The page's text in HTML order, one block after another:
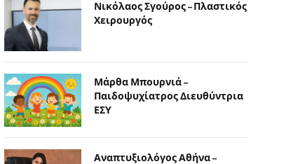
Νικόλαος Σγούρος – Πλαστικός
Χειρουργός
Μάρθα Μπουρνιά –
Παιδοψυχίατρος Διευθύντρια
ΕΣΥ
Αναπτυξιολόγος Αθήνα –